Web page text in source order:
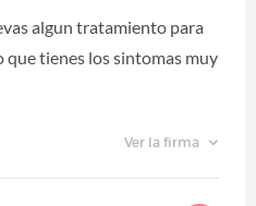
algun tratamiento para
que tienes los sintomas muy
Ver la firma